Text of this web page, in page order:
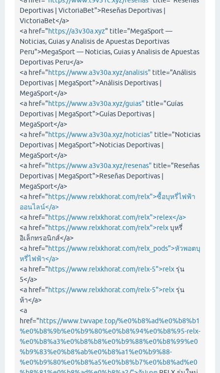
Deportivas | VictoriaBet">Reseñas Deportivas |
VictoriaBet</a>
<a href="https://a3v30a.xyz" title="MegaSport —
Noticias, Guias y Analisis de Apuestas Deportivas
Peru">MegaSport — Noticias, Guias y Analisis de Apuestas
Deportivas Peru</a>
<a href="https://www.a3v30a.xyz/analisis" title="Análisis
Deportivas | MegaSport">Análisis Deportivas |
MegaSport</a>
<a href="https://www.a3v30a.xyz/guias" title="Guías
Deportivas | MegaSport">Guías Deportivas |
MegaSport</a>
<a href="https://www.a3v30a.xyz/noticias" title="Noticias
Deportivas | MegaSport">Noticias Deportivas |
MegaSport</a>
<a href="https://www.a3v30a.xyz/resenas" title="Reseñas
Deportivas | MegaSport">Reseñas Deportivas |
MegaSport</a>
<a href="https://www.relxkhorat.com/relx">ซื้อบุหรี่ไฟฟ้า
ออนไลน์</a>
<a href="https://www.relxkhorat.com/relx">relex</a>
<a href="https://www.relxkhorat.com/relx">relxบุหรี่
อิเล็กทรอนิกส์</a>
<a href="https://www.relxkhorat.com/relx_pods">หัวพอตบุ
หรี่ไฟฟ้า</a>
<a href="https://www.relxkhorat.com/relx-5">relx รุ่น
5</a>
<a href="https://www.relxkhorat.com/relx-5">relx รุ่น
ห้า</a>
<a
href="https://www.twvape.top/%e0%b8%ad%e0%b8%b1
%e0%b8%9b%e0%b9%80%e0%b8%94%e0%b8%95-relx-
%e0%b8%a3%e0%b8%b8%e0%b9%88%e0%b8%99%e0
%b9%83%e0%b8%ab%e0%b8%a1%e0%b9%88-
%e0%b9%80%e0%b8%a5%e0%b8%b7%e0%b8%ad%e0